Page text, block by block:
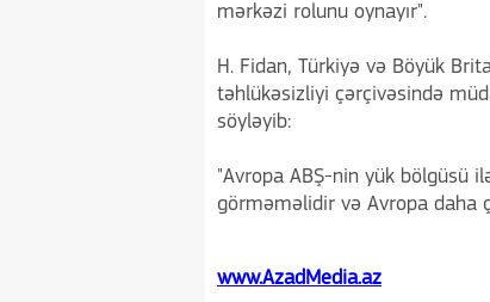
mərkəzi rolunu oynayır".
H. Fidan, Türkiyə və Böyük
təhlükəsizliyi çərçivəsində
söyləyib:
"Avropa ABŞ-nin yük bölgüsü
görməməlidir və Avropa daha
www.AzadMedia.az